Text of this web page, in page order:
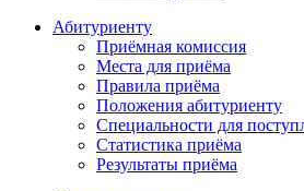
Абитуриенту
Приёмная комиссия
Места для приёма
Правила приёма
Положения абитуриенту
Специальности для
Статистика приёма
Результаты приёма